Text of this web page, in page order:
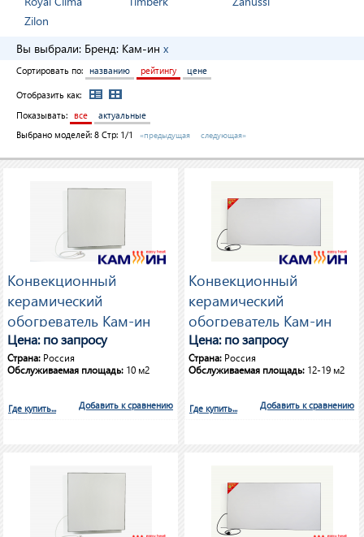
Zilon
Вы выбрали: Бренд: Кам-ин x
Сортировать по: названию рейтингу цене
Отобразить как:
Показывать:
все
актуальные
Выбрано моделей: 8 Стр: 1/1 «предыдущая следующая»
Конвекционный
керамический
обогреватель Кам-ин
Eco Heat 475 Вт
Цена: по запросу
Страна: Россия
Обслуживаемая площадь: 10 м2
Добавить к сравнению
Где купить...
Конвекционный
керамический
обогреватель Кам-ин
Eco Heat 700 Вт
Цена: по запросу
Страна: Россия
Обслуживаемая площадь: 12-19 м2
Добавить к сравнению
Где купить...